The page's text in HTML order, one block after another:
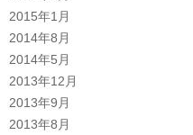
2015年1月
2014年8月
2014年5月
2013年12月
2013年9月
2013年8月